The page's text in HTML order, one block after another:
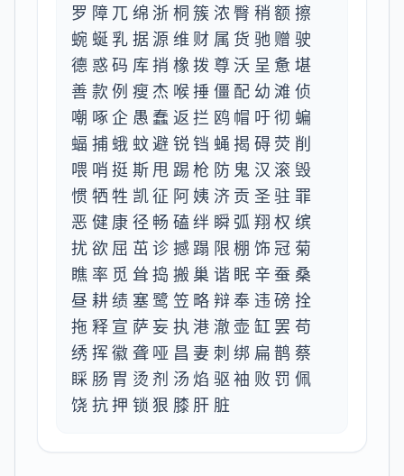
罗障兀绵浙桐簇浓臀稍额擦
蜿蜒乳据源维财属货驰赠驶
德惑码库捎橡拨尊沃呈惫堪
善款例瘦杰喉捶僵配幼滩侦
嘲啄企愚蠢返拦鸥帽吁彻蝙
蝠捕蛾蚊避锐铛蝇揭碍荧削
喂哨挺斯甩踢枪防鬼汉滚毁
惯牺牲凯征阿姨济贡圣驻罪
恶健康径畅磕绊瞬弧翔权缤
扰欲屈茁诊撼蹋限棚饰冠菊
瞧率觅耸捣搬巢谐眠辛蚕桑
昼耕绩塞鹭笠略辩奉违磅拴
拖释宣萨妄执港澈壶缸罢苟
绣挥徽聋哑昌妻刺绑扁鹊蔡
睬肠胃烫剂汤焰驱袖败罚佩
饶抗押锁狠膝肝脏